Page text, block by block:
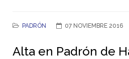
PADRÓN 07 NOVIEMBRE 2016
Alta en Padrón de